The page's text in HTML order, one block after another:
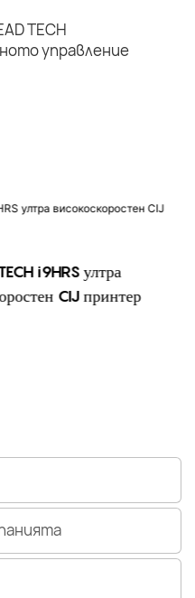
TECH
управление
i9HRS ултра
CIJ принтер